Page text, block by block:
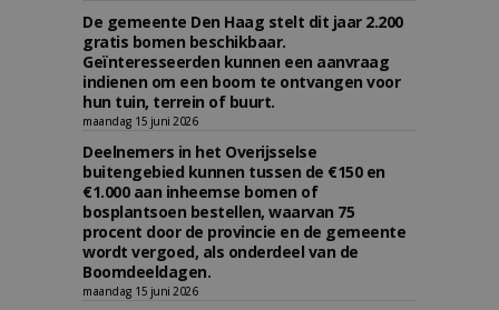
De gemeente Den Haag stelt dit jaar 2.200
gratis bomen beschikbaar.
Geïnteresseerden kunnen een aanvraag
indienen om een boom te ontvangen voor
hun tuin, terrein of buurt.
maandag 15 juni 2026
Deelnemers in het Overijsselse
buitengebied kunnen tussen de €150 en
€1.000 aan inheemse bomen of
bosplantsoen bestellen, waarvan 75
procent door de provincie en de gemeente
wordt vergoed, als onderdeel van de
Boomdeeldagen.
maandag 15 juni 2026